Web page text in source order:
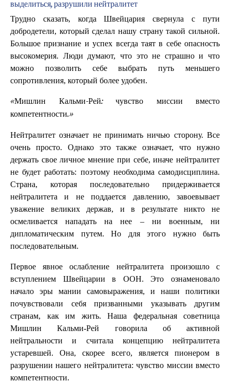
выделиться, разрушили нейтралитет
Трудно сказать, когда Швейцария свернула с пути
добродетели, который сделал нашу страну такой сильной.
Большое признание и успех всегда таят в себе опасность
высокомерия. Люди думают, что это не страшно и что
можно позволить себе выбрать путь меньшего
сопротивления, который более удобен.
«Мишлин Кальми-Рей: чувство миссии вместо
компетентности.»
Нейтралитет означает не принимать ничью сторону. Все
очень просто. Однако это также означает, что нужно
держать свое личное мнение при себе, иначе нейтралитет
не будет работать: поэтому необходима самодисциплина.
Страна, которая последовательно придерживается
нейтралитета и не поддается давлению, завоевывает
уважение великих держав, и в результате никто не
осмеливается нападать на нее – ни военным, ни
дипломатическим путем. Но для этого нужно быть
последовательным.
Первое явное ослабление нейтралитета произошло с
вступлением Швейцарии в ООН. Это ознаменовало
начало эры мании самовыражения, и наши политики
почувствовали себя призванными указывать другим
странам, как им жить. Наша федеральная советница
Мишлин Кальми-Рей говорила об активной
нейтральности и считала концепцию нейтралитета
устаревшей. Она, скорее всего, является пионером в
разрушении нашего нейтралитета: чувство миссии вместо
компетентности.